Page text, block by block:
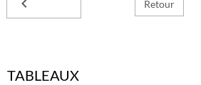
Retour
TABLEAUX